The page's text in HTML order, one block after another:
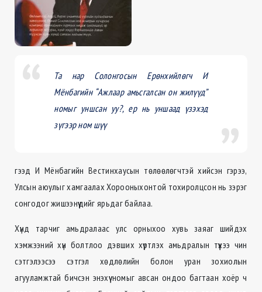
Та нар Солонгосын Ерөнхийлөгч И
Мёнбагийн “Ажлаар амьсгалсан он жилүүд”
номыг уншсан уу?, ер нь уншаад үзэхэд
зүгээр ном шүү
гээд И Мёнбагийн Вестинхаусын төлөөлөгчтэй хийсэн гэрээ,
Улсын аюулыг хамгаалах Хорооныхонтой тохиролцсон нь зэрэг
сонгодог жишээнүүдийг ярьдаг байлаа.
Хүнд тарчиг амьдралаас улс орныхоо хувь заяаг шийдэх
хэмжээний хүн болтлоо дэвших хүртлэх амьдралын түүхээ чин
сэтгэлээсээ сэтгэл хөдлөлийн болон уран зохиолын
агууламжтай бичсэн энэхүү номыг авсан ондоо багтаан хоёр ч